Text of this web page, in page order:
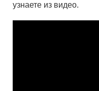
узнаете из видео.